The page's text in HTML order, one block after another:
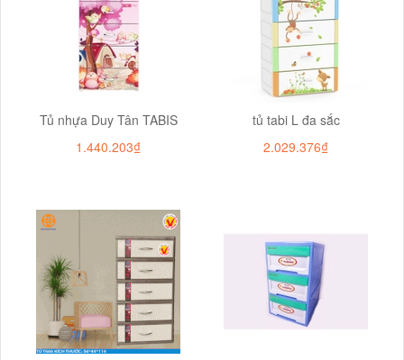
Tủ nhựa Duy Tân TABIS
1.440.203₫
tủ tabi L đa sắc
2.029.376₫